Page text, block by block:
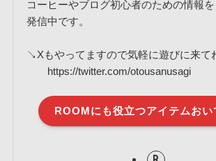
コーヒーやブログ初心者のための情報を
発信中です。
↘Xもやってますので気軽に遊びに来て
https://twitter.com/otousanusagi
ROOMにも役立つアイテムおい